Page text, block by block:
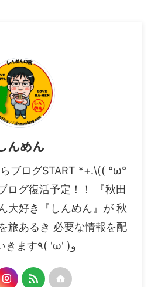
る
んめん
ブログSTART *+.\(( °ω°
ログ復活予定！！ 『秋田
大好き『しんめん』が 秋
旅あるき 必要な情報を配
信していきます٩( 'ω' )و